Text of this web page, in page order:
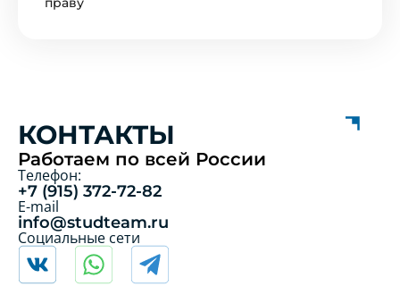
КОНТАКТЫ
Работаем по всей России
Телефон:
+7 (915) 372-72-82
E-mail
info@studteam.ru
Социальные сети